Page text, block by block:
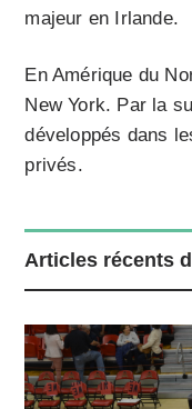
majeur en Irlande.
En Amérique du
New York. Par la
développés dans
privés.
Articles récents